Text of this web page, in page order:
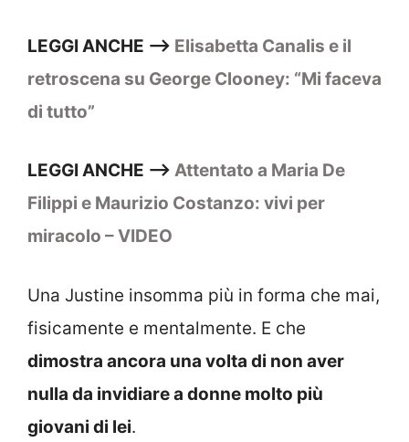
LEGGI ANCHE —> Elisabetta Canalis e il
retroscena su George Clooney: “Mi faceva
di tutto”
LEGGI ANCHE —> Attentato a Maria De
Filippi e Maurizio Costanzo: vivi per
miracolo – VIDEO
Una Justine insomma più in forma che mai,
fisicamente e mentalmente. E che
dimostra ancora una volta di non aver
nulla da invidiare a donne molto più
giovani di lei.